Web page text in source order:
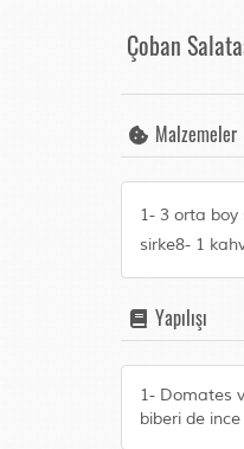
Çoban
Malzemeler
1- 3 orta
sirke8- 1
Yapılışı
1- Domates
biberi de